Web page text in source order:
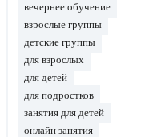
вечернее обучение
взрослые группы
детские группы
для взрослых
для детей
для подростков
занятия для детей
онлайн занятия